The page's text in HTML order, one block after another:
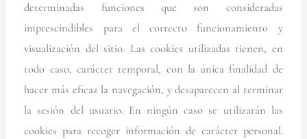
determinadas funciones que son consideradas
imprescindibles para el correcto funcionamiento y
visualización del sitio. Las cookies utilizadas tienen, en
todo caso, carácter temporal, con la única finalidad de
hacer más eficaz la navegación, y desaparecen al terminar
la sesión del usuario. En ningún caso se utilizarán las
cookies para recoger información de carácter personal.